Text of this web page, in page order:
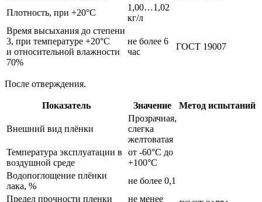
Плотность, при +20°С
1,00…1,02
кг/л
Время высыхания до степени
3, при температуре +20°С
и относительной влажности
70%
не более 6
час
ГОСТ 19007
После отверждения.
Показатель Значение Метод испытаний
Внешний вид плёнки
Прозрачная,
слегка
желтоватая
Температура эксплуатации в
воздушной среде
от -60°С до
+100°С
Водопоглощение плёнки
лака, %
не более 0,1
Предел прочности пленки
не менее